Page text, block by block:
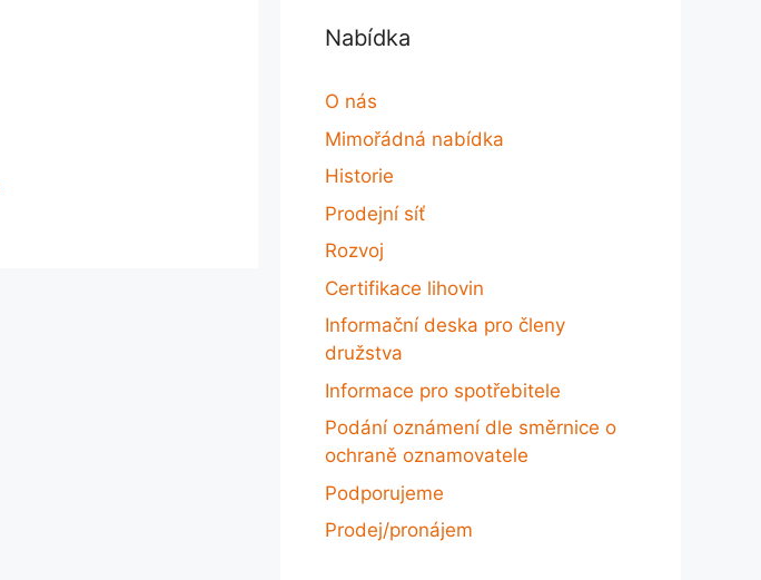
Nabídka
O nás
Mimořádná nabídka
Historie
Prodejní síť
Rozvoj
Certifikace lihovin
Informační deska pro členy
družstva
Informace pro spotřebitele
Podání oznámení dle směrnice o
ochraně oznamovatele
Podporujeme
Prodej/pronájem